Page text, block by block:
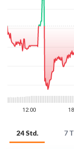
24 Std. 7 T